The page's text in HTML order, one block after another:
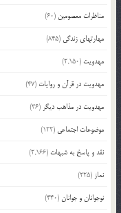
مناظرات معصومین (60)
مهارتهای زندگی (845)
مهدویت (2,150)
مهدویت در قرآن و روایات (47)
مهدویت در مذاهب دیگر (36)
موضوعات اجتماعی (122)
نقد و پاسخ به شبهات (2,166)
نماز (225)
نوجوانان و جوانان(440)